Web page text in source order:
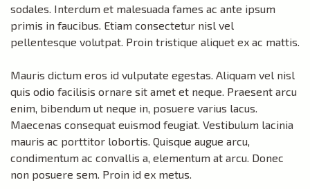
sodales. Interdum et malesuada fames ac ante ipsum
primis in faucibus. Etiam consectetur nisl vel
pellentesque volutpat. Proin tristique aliquet ex ac mattis.
Mauris dictum eros id vulputate egestas. Aliquam vel nisl
quis odio facilisis ornare sit amet et neque. Praesent arcu
enim, bibendum ut neque in, posuere varius lacus.
Maecenas consequat euismod feugiat. Vestibulum lacinia
mauris ac porttitor lobortis. Quisque augue arcu,
condimentum ac convallis a, elementum at arcu. Donec
non posuere sem. Proin id ex metus.